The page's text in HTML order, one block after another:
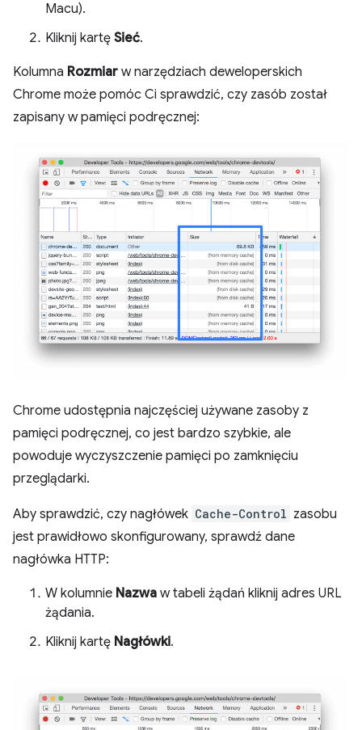
Macu).
Kliknij kartę Sieć.
Kolumna Rozmiar w narzędziach deweloperskich
Chrome może pomóc Ci sprawdzić, czy zasób został
zapisany w pamięci podręcznej:
Chrome udostępnia najczęściej używane zasoby z
pamięci podręcznej, co jest bardzo szybkie, ale
powoduje wyczyszczenie pamięci po zamknięciu
przeglądarki.
Aby sprawdzić, czy nagłówek Cache-Control zasobu
jest prawidłowo skonfigurowany, sprawdź dane
nagłówka HTTP:
W kolumnie Nazwa w tabeli żądań kliknij adres URL
żądania.
Kliknij kartę Nagłówki.